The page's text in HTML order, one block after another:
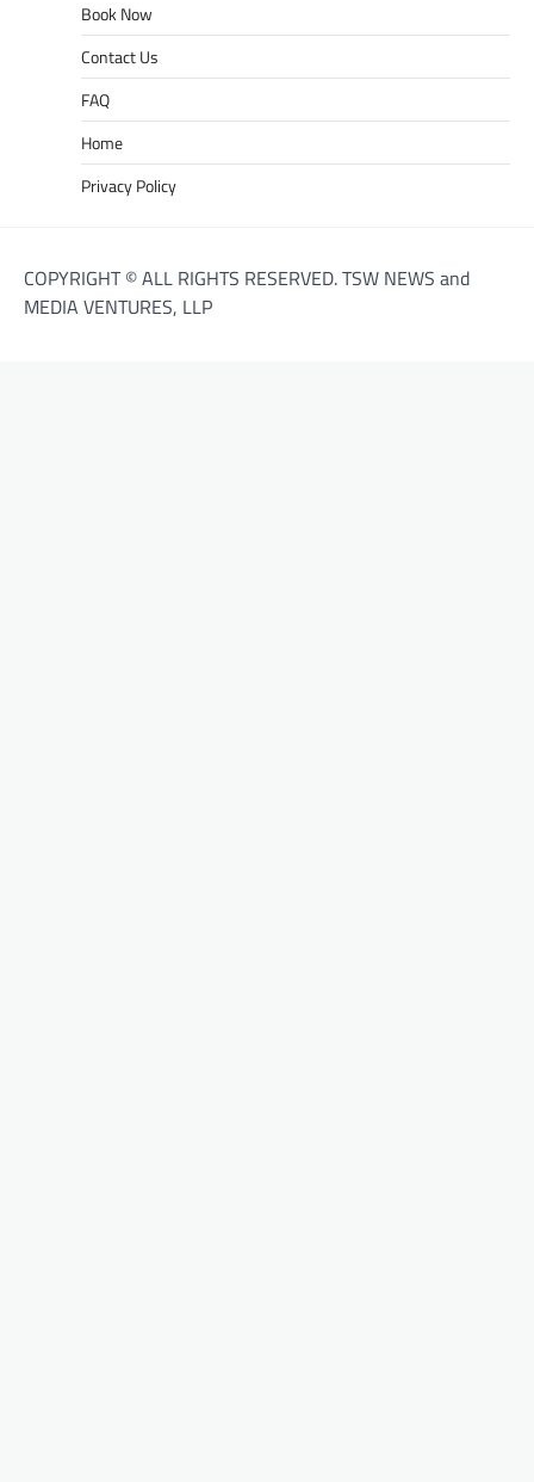
Book Now
Contact Us
FAQ
Home
Privacy Policy
COPYRIGHT © ALL RIGHTS RESERVED. TSW NEWS and
MEDIA VENTURES, LLP